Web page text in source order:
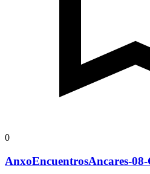
0
AnxoEncuentrosAncares-08-